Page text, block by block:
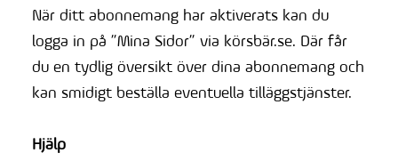
När ditt abonnemang har aktiverats kan du
logga in på ”Mina Sidor” via körsbär.se. Där får
du en tydlig översikt över dina abonnemang och
kan smidigt beställa eventuella tilläggstjänster.
Hjälp